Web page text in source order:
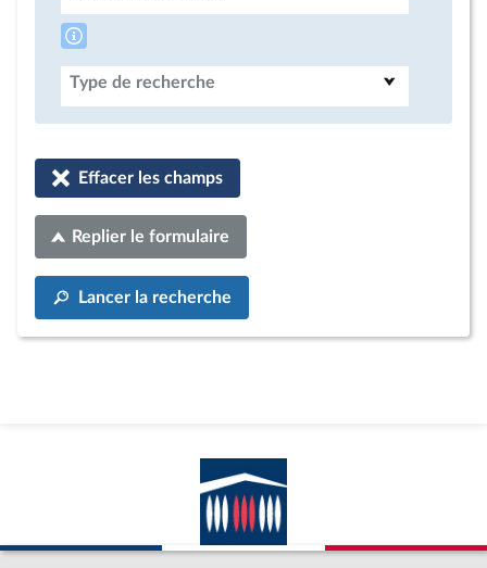
Type de recherche
Effacer les champs
Replier le formulaire
Lancer la recherche